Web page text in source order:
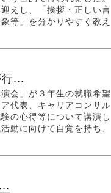
えし、「挨拶・正しい言
等」を分かりやすく教え
...
会」が３年生の就職希望
代表、キャリアコンサル
の心得等について講演し
動に向けて自覚を持ち、